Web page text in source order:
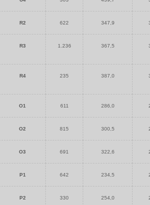
R2 622 347,9
R3 1.236 367,5
R4 235 387,0
O1 611 286,0
O2 815 300,5
O3 691 322,6
P1 642 234,5
P2 330 254,0